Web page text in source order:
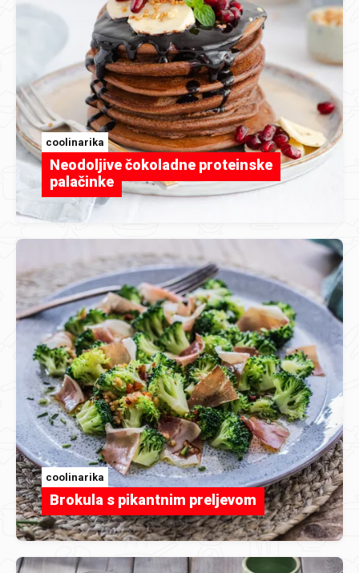
coolinarika
Neodoljive čokoladne proteinske
palačinke
coolinarika
Brokula s pikantnim preljevom